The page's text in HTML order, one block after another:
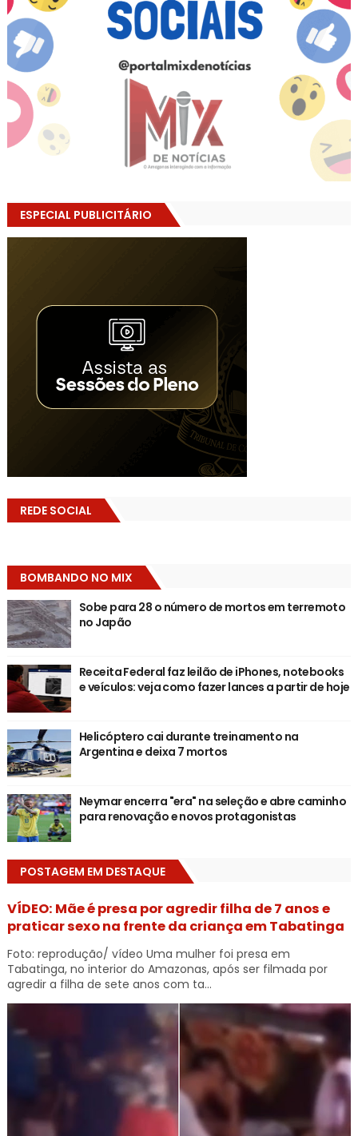
ESPECIAL PUBLICITÁRIO
REDE SOCIAL
BOMBANDO NO MIX
Sobe para 28 o número de mortos em terremoto
no Japão
Receita Federal faz leilão de iPhones, notebooks
e veículos: veja como fazer lances a partir de hoje
Helicóptero cai durante treinamento na
Argentina e deixa 7 mortos
Neymar encerra "era" na seleção e abre caminho
para renovação e novos protagonistas
POSTAGEM EM DESTAQUE
VÍDEO: Mãe é presa por agredir filha de 7 anos e
praticar sexo na frente da criança em Tabatinga
Foto: reprodução/ vídeo Uma mulher foi presa em
Tabatinga, no interior do Amazonas, após ser filmada por
agredir a filha de sete anos com ta...